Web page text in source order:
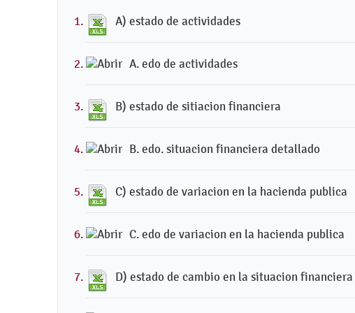
A) estado de actividades
A. edo de actividades
B) estado de sitiacion financiera
B. edo. situacion financiera detallado
C) estado de variacion en la hacienda publica
C. edo de variacion en la hacienda publica
D) estado de cambio en la situacion financiera